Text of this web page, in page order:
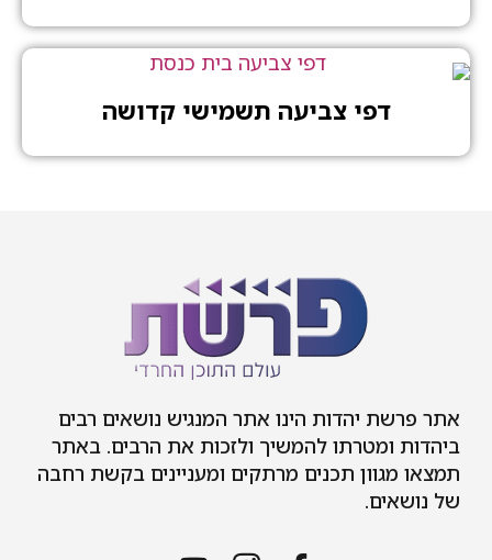
דפי צביעה תשמישי קדושה
אתר פרשת יהדות הינו אתר המנגיש נושאים רבים
ביהדות ומטרתו להמשיך ולזכות את הרבים. באתר
תמצאו מגוון תכנים מרתקים ומעניינים בקשת רחבה
של נושאים.